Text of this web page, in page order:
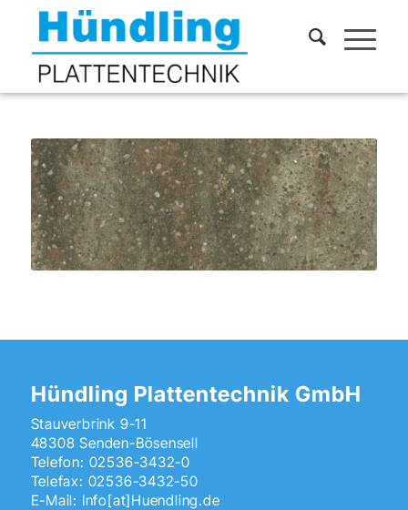
Hündling Plattentechnik GmbH
Stauverbrink 9-11
48308 Senden-Bösensell
Telefon: 02536-3432-0
Telefax: 02536-3432-50
E-Mail: Info[at]Huendling.de